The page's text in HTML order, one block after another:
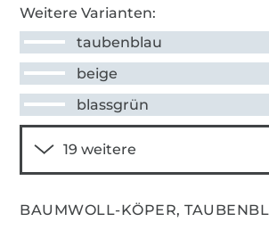
Weitere Varianten:
taubenblau
beige
blassgrün
BAUMWOLL-KÖPER,